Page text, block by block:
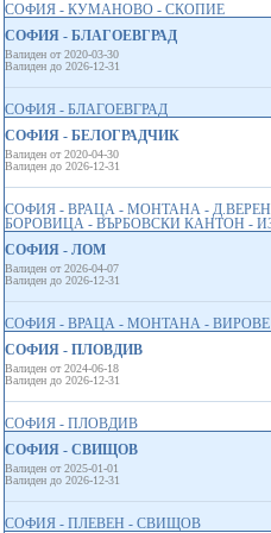
СОФИЯ - КУМАНОВО - СКОПИЕ
СОФИЯ - БЛАГОЕВГРАД
Валиден от 2020-03-30
Валиден до 2026-12-31
СОФИЯ - БЛАГОЕВГРАД
СОФИЯ - БЕЛОГРАДЧИК
Валиден от 2020-04-30
Валиден до 2026-12-31
СОФИЯ - ВРАЦА - МОНТАНА -
БОРОВИЦА - ВЪРБОВСКИ КАНТОН -
СОФИЯ - ЛОМ
Валиден от 2026-04-07
Валиден до 2026-12-31
СОФИЯ - ВРАЦА - МОНТАНА -
СОФИЯ - ПЛОВДИВ
Валиден от 2024-06-18
Валиден до 2026-12-31
СОФИЯ - ПЛОВДИВ
СОФИЯ - СВИЩОВ
Валиден от 2025-01-01
Валиден до 2026-12-31
СОФИЯ - ПЛЕВЕН - СВИЩОВ